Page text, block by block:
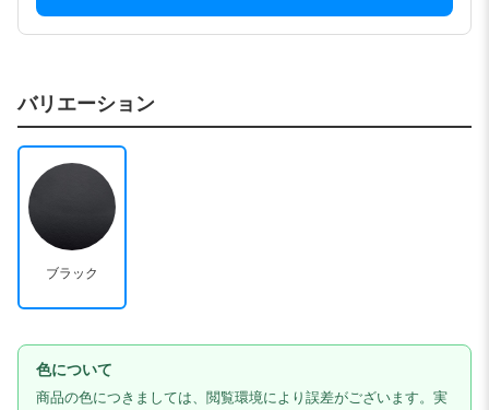
バリエーション
ブラック
色について
商品の色につきましては、閲覧環境により誤差がございます。実